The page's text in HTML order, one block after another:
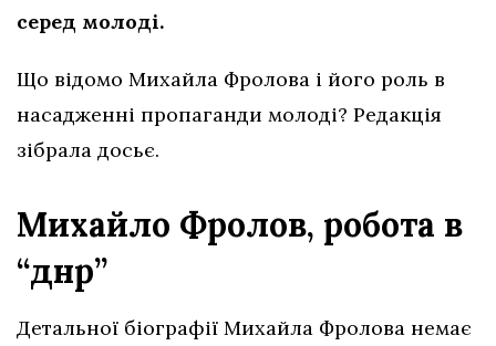
серед молоді.
Що відомо Михайла Фролова і його роль в
насадженні пропаганди молоді? Редакція
зібрала досьє.
Михайло Фролов, робота в
“днр”
Детальної біографії Михайла Фролова немає